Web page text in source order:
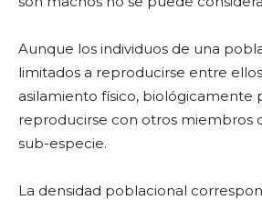
Aunque los individuos de una
limitados a reproducirse entre
asilamiento físico, biológicamente
reproducirse con otros miembros
sub-especie.
La densidad poblacional